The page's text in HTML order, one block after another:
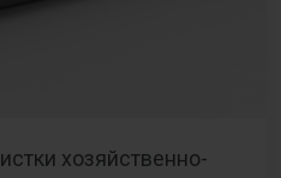
хозяйственно-